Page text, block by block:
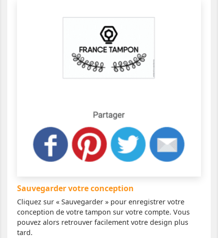
Sauvegarder votre conception
Cliquez sur « Sauvegarder » pour enregistrer votre
conception de votre tampon sur votre compte. Vous
pouvez alors retrouver facilement votre design plus
tard.